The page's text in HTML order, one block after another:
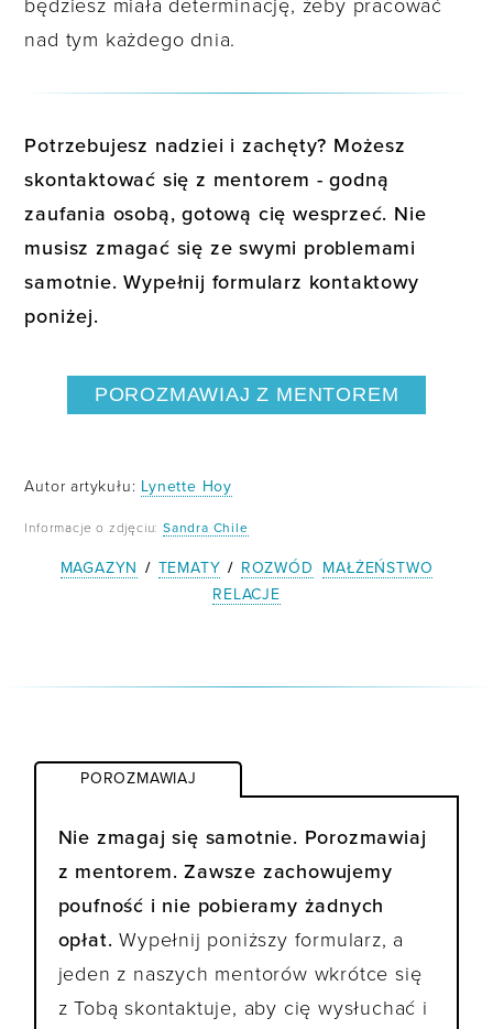
będziesz miała determinację, żeby pracować
nad tym każdego dnia.
Potrzebujesz nadziei i zachęty? Możesz
skontaktować się z mentorem - godną
zaufania osobą, gotową cię wesprzeć. Nie
musisz zmagać się ze swymi problemami
samotnie. Wypełnij formularz kontaktowy
poniżej.
POROZMAWIAJ Z MENTOREM
Autor artykułu: Lynette Hoy
Informacje o zdjęciu:Sandra Chile
MAGAZYN / TEMATY / ROZWÓD
MAŁŻEŃSTWO
RELACJE
POROZMAWIAJ
Nie zmagaj się samotnie. Porozmawiaj
z mentorem. Zawsze zachowujemy
poufność i nie pobieramy żadnych
opłat. Wypełnij poniższy formularz, a
jeden z naszych mentorów wkrótce się
z Tobą skontaktuje, aby cię wysłuchać i